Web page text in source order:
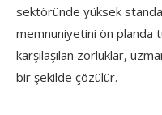
sektöründe yüksek
memnuniyetini ön planda
karşılaşılan zorluklar,
bir şekilde çözülür.